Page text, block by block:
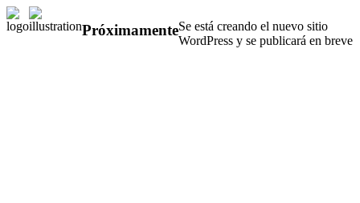
PróximamenteSe está creando el nuevo sitio
WordPress y se publicará en breve